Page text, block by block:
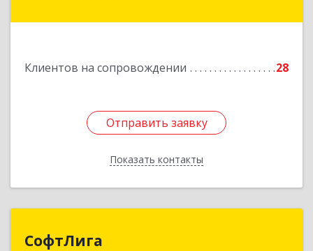
Клиентов на сопровождении 28
Отправить заявку
Показать контакты
Отправить заявку
Назад
СофтЛига